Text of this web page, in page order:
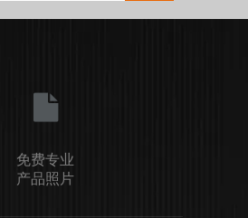
免费专业
产品照片